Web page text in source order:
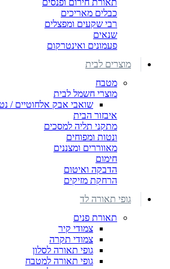
כבלים מאריכים
רבי שקעים ומפצלים
שנאים
פעמונים ואינטרקום
מוצרים לבית
מטבח
מוצרי חשמל לבית
שואבי אבק אלחוטיים /
איבזור הבית
מתקני תליה למסכים
ונטות ומפוחים
מאווררים ומצננים
חימום
הדבקה ואיטום
הרחקת מזיקים
גופי תאורה לד
תאורת פנים
צמודי קיר
צמודי תקרה
גופי תאורה לסלון
גופי תאורה למטבח